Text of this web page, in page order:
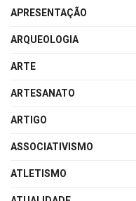
APRESENTAÇÃO
ARQUEOLOGIA
ARTE
ARTESANATO
ARTIGO
ASSOCIATIVISMO
ATLETISMO